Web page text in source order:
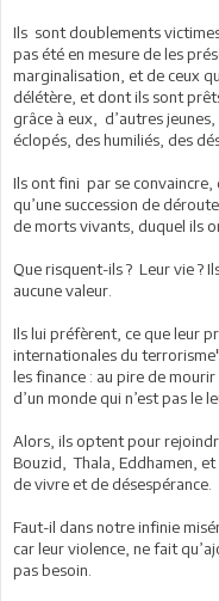
Ils sont doublements
pas été en mesure de les
marginalisation, et de ceux
délétère, et dont ils sont
grâce à eux, d’autres
éclopés, des humiliés, des
Ils ont fini par se convaincre,
qu’une succession de
de morts vivants, duquel ils
Que risquent-ils ? Leur vie ?
aucune valeur.
Ils lui préfèrent, ce que leur
internationales du
les finance : au pire de
d’un monde qui n’est pas le
Alors, ils optent pour
Bouzid, Thala, Eddhamen,
de vivre et de désespérance.
Faut-il dans notre infinie
car leur violence, ne fait
pas besoin.